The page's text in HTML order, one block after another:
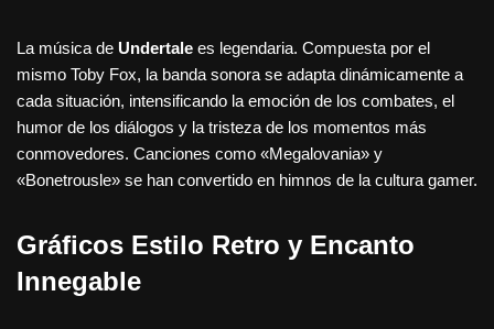
La música de Undertale es legendaria. Compuesta por el
mismo Toby Fox, la banda sonora se adapta dinámicamente a
cada situación, intensificando la emoción de los combates, el
humor de los diálogos y la tristeza de los momentos más
conmovedores. Canciones como «Megalovania» y
«Bonetrousle» se han convertido en himnos de la cultura gamer.
Gráficos Estilo Retro y Encanto
Innegable